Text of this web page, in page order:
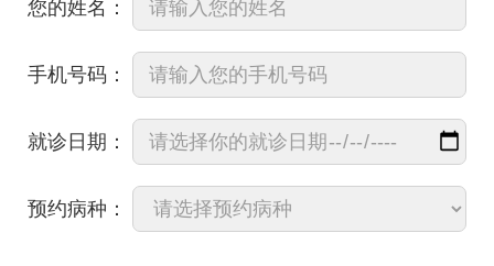
您的姓名：
手机号码：
就诊日期：
预约病种：